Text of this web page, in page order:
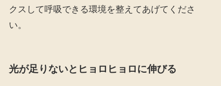
クスして呼吸できる環境を整えてあげてくださ
い。
光が足りないとヒョロヒョロに伸びる